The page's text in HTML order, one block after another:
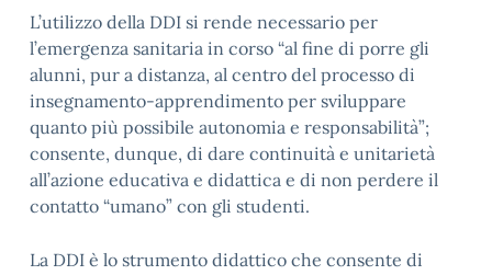
L’utilizzo della DDI si rende necessario per
l’emergenza sanitaria in corso “al fine di porre gli
alunni, pur a distanza, al centro del processo di
insegnamento-apprendimento per sviluppare
quanto più possibile autonomia e responsabilità”;
consente, dunque, di dare continuità e unitarietà
all’azione educativa e didattica e di non perdere il
contatto “umano” con gli studenti.
La DDI è lo strumento didattico che consente di